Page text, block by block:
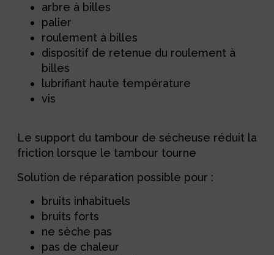
arbre à billes
palier
roulement à billes
dispositif de retenue du roulement à
billes
lubrifiant haute température
vis
Le support du tambour de sécheuse réduit la
friction lorsque le tambour tourne
Solution de réparation possible pour :
bruits inhabituels
bruits forts
ne sèche pas
pas de chaleur